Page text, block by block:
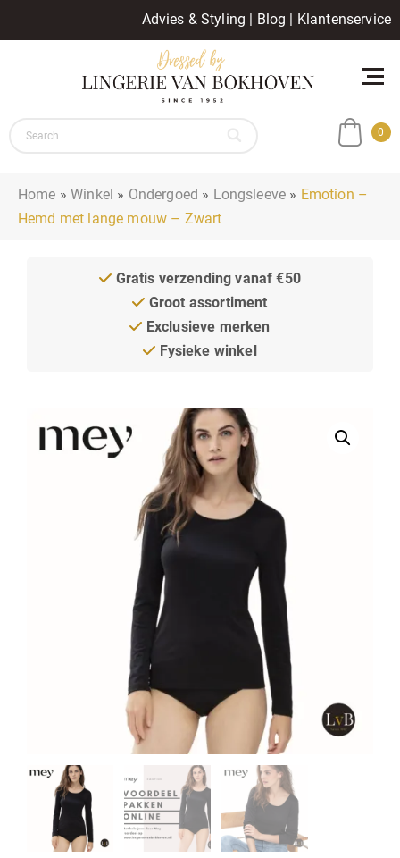
Advies & Styling | Blog | Klantenservice
0
Home »Winkel » Ondergoed » Longsleeve » Emotion –
Hemd met lange mouw – Zwart
Gratis verzending vanaf €50
Groot assortiment
Exclusieve merken
Fysieke winkel